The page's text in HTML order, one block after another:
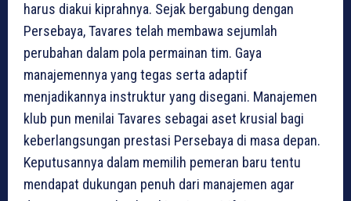
harus diakui kiprahnya. Sejak bergabung dengan
Persebaya, Tavares telah membawa sejumlah
perubahan dalam pola permainan tim. Gaya
manajemennya yang tegas serta adaptif
menjadikannya instruktur yang disegani. Manajemen
klub pun menilai Tavares sebagai aset krusial bagi
keberlangsungan prestasi Persebaya di masa depan.
Keputusannya dalam memilih pemeran baru tentu
mendapat dukungan penuh dari manajemen agar